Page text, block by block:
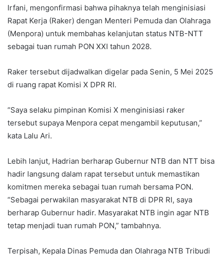
Irfani, mengonfirmasi bahwa pihaknya telah menginisiasi
Rapat Kerja (Raker) dengan Menteri Pemuda dan Olahraga
(Menpora) untuk membahas kelanjutan status NTB-NTT
sebagai tuan rumah PON XXI tahun 2028.
Raker tersebut dijadwalkan digelar pada Senin, 5 Mei 2025
di ruang rapat Komisi X DPR RI.
“Saya selaku pimpinan Komisi X menginisiasi raker
tersebut supaya Menpora cepat mengambil keputusan,”
kata Lalu Ari.
Lebih lanjut, Hadrian berharap Gubernur NTB dan NTT bisa
hadir langsung dalam rapat tersebut untuk memastikan
komitmen mereka sebagai tuan rumah bersama PON.
“Sebagai perwakilan masyarakat NTB di DPR RI, saya
berharap Gubernur hadir. Masyarakat NTB ingin agar NTB
tetap menjadi tuan rumah PON,” tambahnya.
Terpisah, Kepala Dinas Pemuda dan Olahraga NTB Tribudi